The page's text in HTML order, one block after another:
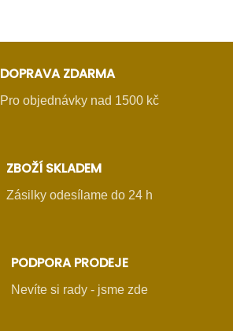
DOPRAVA ZDARMA
Pro objednávky nad 1500 kč
ZBOŽÍ SKLADEM
Zásilky odesílame do 24 h
PODPORA PRODEJE
Nevíte si rady - jsme zde